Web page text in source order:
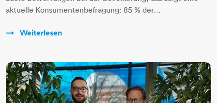
aktuelle Konsumentenbefragung: 85 % der…
Weiterlesen